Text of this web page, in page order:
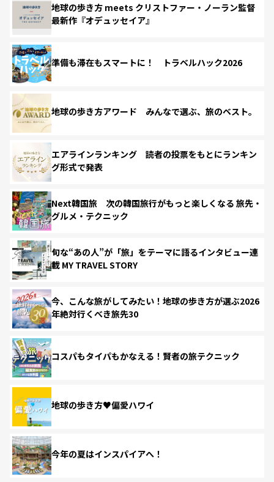
地球の歩き方 meets クリストファー・ノーラン監督
最新作『オデュッセイア』
準備も滞在もスマートに！ トラベルハック2026
地球の歩き方アワード みんなで選ぶ、旅のベスト。
エアラインランキング 読者の投票をもとにランキン
グ形式で発表
Next韓国旅 次の韓国旅行がもっと楽しくなる 旅先・
グルメ・テクニック
旬な“あの人”が「旅」をテーマに語るインタビュー連
載 MY TRAVEL STORY
今、こんな旅がしてみたい！地球の歩き方が選ぶ2026
年絶対行くべき旅先30
コスパもタイパもかなえる！賢者の旅テクニック
地球の歩き方♥偏愛ハワイ
今年の夏はインスパイアへ！